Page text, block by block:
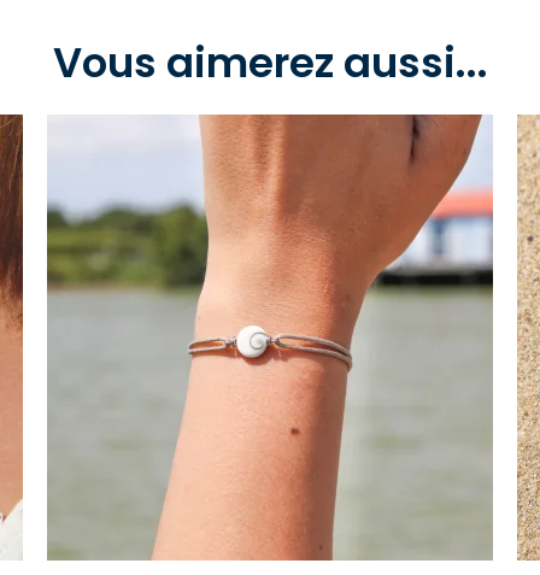
Vous aimerez aussi...